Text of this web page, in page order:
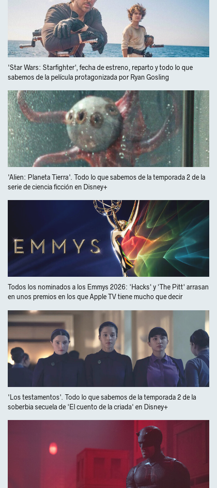
'Star Wars: Starfighter', fecha de estreno, reparto y todo lo que
sabemos de la película protagonizada por Ryan Gosling
'Alien: Planeta Tierra'. Todo lo que sabemos de la temporada 2 de la
serie de ciencia ficción en Disney+
Todos los nominados a los Emmys 2026: 'Hacks' y 'The Pitt' arrasan
en unos premios en los que Apple TV tiene mucho que decir
'Los testamentos'. Todo lo que sabemos de la temporada 2 de la
soberbia secuela de 'El cuento de la criada' en Disney+